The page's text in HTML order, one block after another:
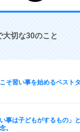
大切な30のこと
そ習い事を始めるベストタ
い事は子どもがするもの」
。